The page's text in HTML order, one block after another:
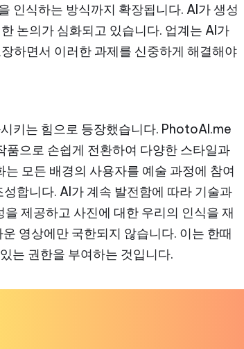
인식하는 방식까지 확장됩니다. AI가 생성
논의가 심화되고 있습니다. 업계는 AI가
하면서 이러한 과제를 신중하게 해결해야
키는 힘으로 등장했습니다. PhotoAI.me
품으로 손쉽게 전환하여 다양한 스타일과
모든 배경의 사용자를 예술 과정에 참여
합니다. AI가 계속 발전함에 따라 기술과
제공하고 사진에 대한 우리의 인식을 재
영상에만 국한되지 않습니다. 이는 한때
는 권한을 부여하는 것입니다.